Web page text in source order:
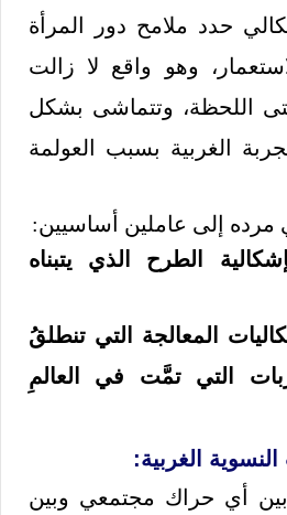
حدد ملامح دور المرأة
وهو واقع لا زالت
اللحظة، وتتماشى بشكل
الغربية بسبب العولمة
مرده إلى عاملين أساسيين:
الطرح الذي يتبناه
المعالجة التي تنطلقُ
التي تمَّت في العالمِ
الغربية:
أي حراك مجتمعي وبين